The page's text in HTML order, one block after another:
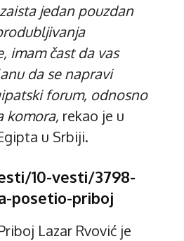
jedan pouzdan
imam čast da vas
da se napravi
forum, odnosno
komora, rekao je u
u Srbiji.
10-vesti/3798-
posetio-priboj
Lazar Rvović je